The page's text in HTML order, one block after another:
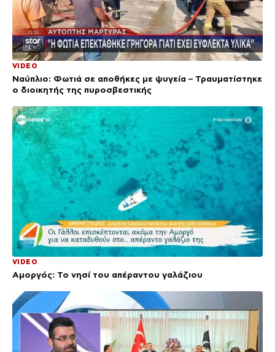
VIDEO
Ναύπλιο: Φωτιά σε αποθήκες με ψυγεία – Τραυματίστηκε
ο διοικητής της πυροσβεστικής
VIDEO
Αμοργός: Το νησί του απέραντου γαλάζιου